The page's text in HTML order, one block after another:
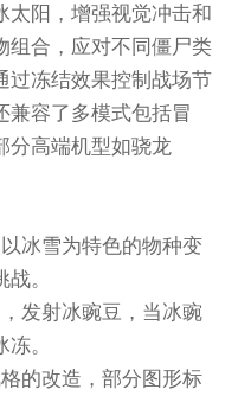
太阳，增强视觉冲击和
组合，应对不同僵尸类
过冻结效果控制战场节
兼容了多模式包括冒
分高端机型如骁龙
冰雪为特色的物种变
。
发射冰豌豆，当冰豌
。
的改造，部分图形标